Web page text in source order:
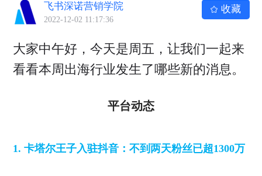
飞书深诺营销学院
2022-12-02 11:17:36
收藏
大家中午好，今天是周五，让我们一起来
看看本周出海行业发生了哪些新的消息。
平台动态
1. 卡塔尔王子入驻抖音：不到两天粉丝已超1300万